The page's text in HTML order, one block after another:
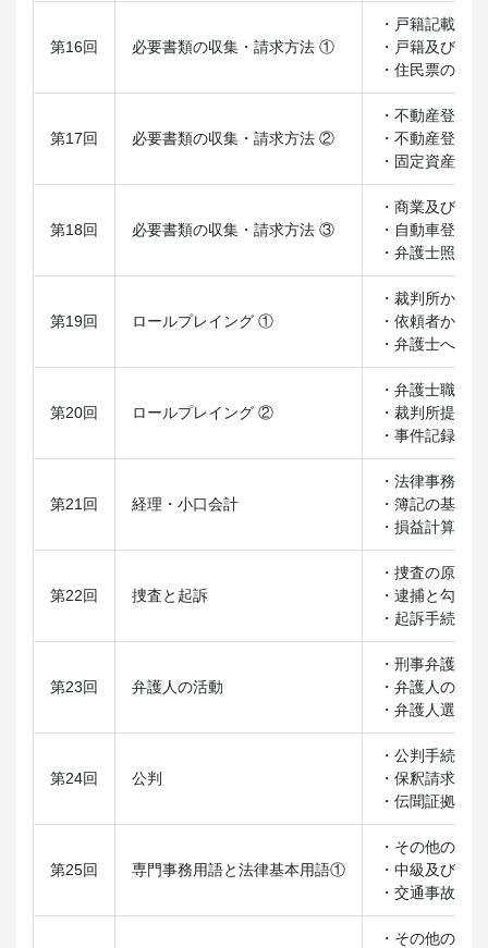
第16回 必要書類の収集・請求方法 ①
・戸籍記載事
・戸籍及び改
・住民票の写
第17回 必要書類の収集・請求方法 ②
・不動産登記
・不動産登記
・固定資産評
第18回 必要書類の収集・請求方法 ③
・商業及び法
・自動車登録
・弁護士照会
第19回 ロールプレイング ①
・裁判所から
・依頼者から
・弁護士への
第20回 ロールプレイング ②
・弁護士職務
・裁判所提出
・事件記録の
第21回 経理・小口会計
・法律事務所
・簿記の基礎
・損益計算書
第22回 捜査と起訴
・捜査の原則
・逮捕と勾留
・起訴手続き
第23回 弁護人の活動
・刑事弁護の
・弁護人の選
・弁護人選任届
第24回 公判
・公判手続き
・保釈請求
・伝聞証拠と
第25回 専門事務用語と法律基本用語①
・その他の法
・中級及び上
・交通事故，
・その他の法